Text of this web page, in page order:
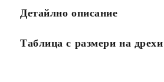
Детайлно описание
Таблица с размери на дрехи